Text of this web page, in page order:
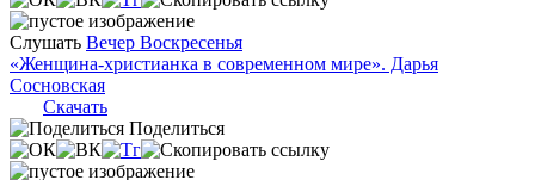
Слушать Вечер Воскресенья
«Женщина-христианка в современном мире». Дарья
Сосновская
Скачать
Поделиться